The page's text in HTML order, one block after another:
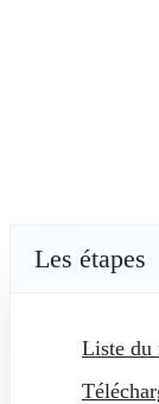
Les étapes
Liste du